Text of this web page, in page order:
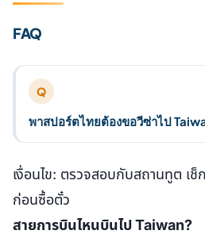
FAQ
Q
พาสปอร์ตไทยต้องขอวีซ่าไป
เงื่อนไข: ตรวจสอบกับสถานทูต เ
ก่อนซื้อตั๋ว
สายการบินไหนบินไป Taiwan?